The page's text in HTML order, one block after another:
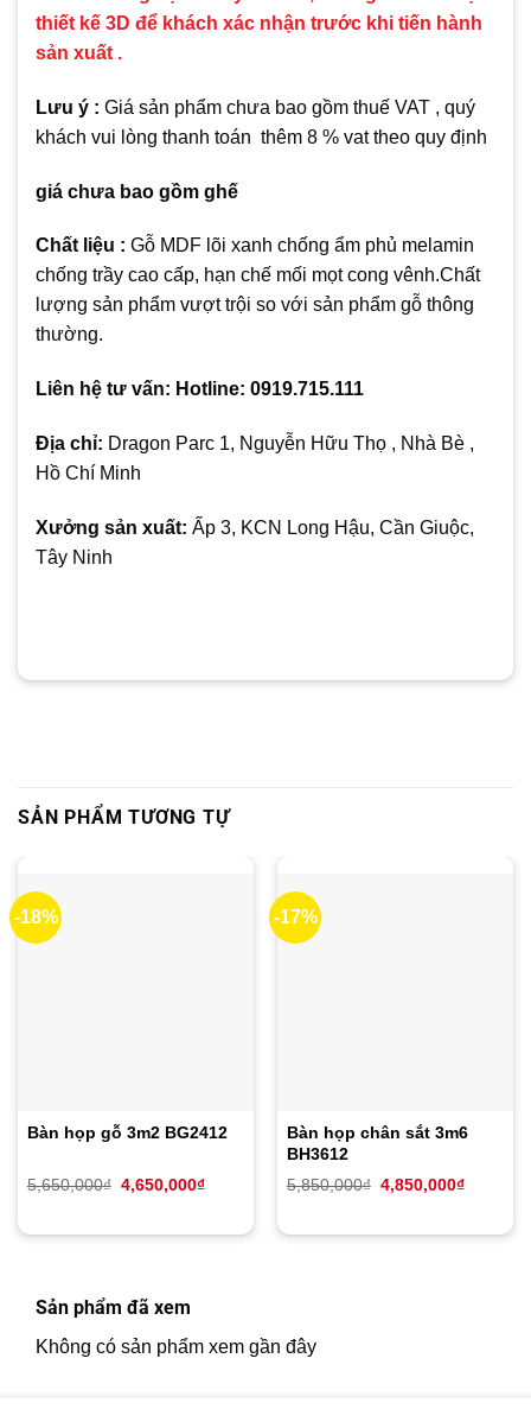
thiết kế 3D để khách xác nhận trước khi tiến hành
sản xuất .
Lưu ý : Giá sản phẩm chưa bao gồm thuế VAT , quý
khách vui lòng thanh toán thêm 8 % vat theo quy định
giá chưa bao gồm ghế
Chất liệu : Gỗ MDF lõi xanh chống ẩm phủ melamin
chống trầy cao cấp, hạn chế mối mọt cong vênh.Chất
lượng sản phẩm vượt trội so với sản phẩm gỗ thông
thường.
Liên hệ tư vấn: Hotline: 0919.715.111
Địa chỉ: Dragon Parc 1, Nguyễn Hữu Thọ , Nhà Bè ,
Hồ Chí Minh
Xưởng sản xuất: Ấp 3, KCN Long Hậu, Cần Giuộc,
Tây Ninh
SẢN PHẨM TƯƠNG TỰ
-18%
Bàn họp gỗ 3m2 BG2412
5,650,000₫ Giá
gốc
4,650,000₫Giá
-17%
Bàn họp chân sắt 3m6
BH3612
5,850,000₫ Giá
gốc
4,850,000₫Giá
Sản phẩm đã xem
Không có sản phẩm xem gần đây